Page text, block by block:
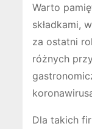
Warto
składkami,
za ostatni
różnych
Dla takich